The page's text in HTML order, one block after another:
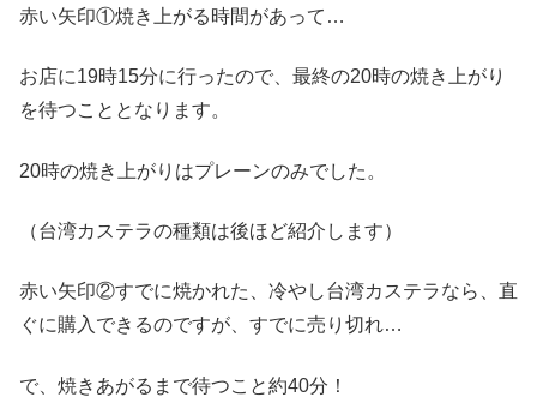
赤い矢印①焼き上がる時間があって…
お店に19時15分に行ったので、最終の20時の焼き上がり
を待つこととなります。
20時の焼き上がりはプレーンのみでした。
（台湾カステラの種類は後ほど紹介します）
赤い矢印②すでに焼かれた、冷やし台湾カステラなら、直
ぐに購入できるのですが、すでに売り切れ…
で、焼きあがるまで待つこと約40分！